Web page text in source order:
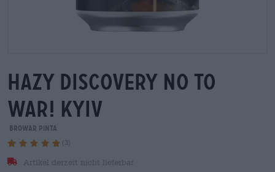
hazy discovery no to
war! kyiv
Browar Pinta
(3)
Artikel derzeit nicht lieferbar